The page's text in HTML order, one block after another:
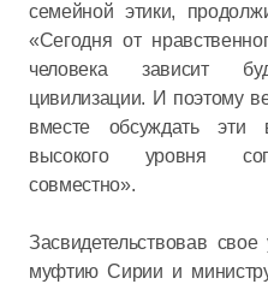
семейной этики,
«Сегодня от
человека зависит
цивилизации. И поэтому
вместе обсуждать эти
высокого уровня
совместно».
Засвидетельствовав
муфтию Сирии и